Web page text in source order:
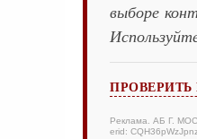
выборе
ПРОВЕРИТЬ
Реклама. АБ Г.
erid: